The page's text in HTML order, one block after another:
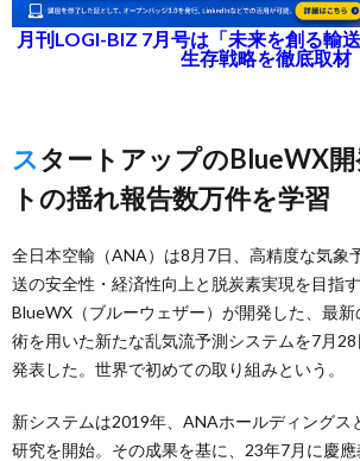
月刊LOGI-BIZ 7月号は「未来を創る輸
生存戦略を徹底取材
スタートアップのBlueWX開発、パイロッ
トの揺れ報告数万件を学習
全日本空輸（ANA）は8月7日、高精度な気象
送の安全性・経済性向上と脱炭素実現を目指
BlueWX（ブルーウェザー）が開発した、最
術を用いた新たな乱気流予測システムを7月
発表した。世界で初めての取り組みという。
新システムは2019年、ANAホールディングス
研究を開始。その成果を基に、23年7月に慶